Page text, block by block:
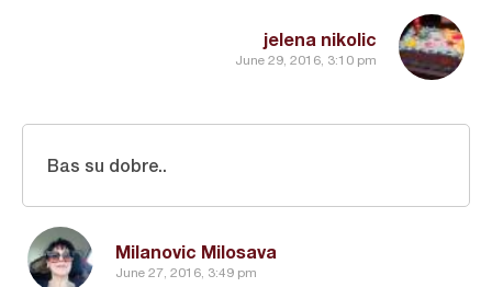
jelena nikolic
June 29, 2016, 3:10 pm
Milanovic Milosava
June 27, 2016, 3:49 pm
Bas su dobre..